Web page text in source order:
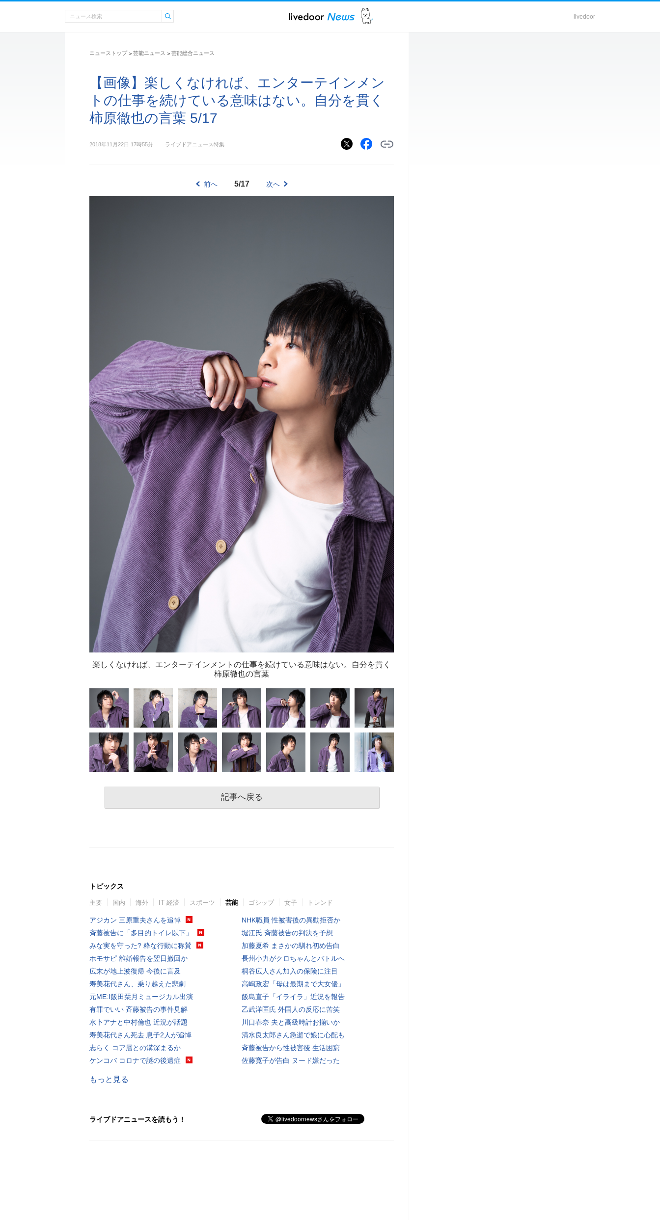
livedoor
ニューストップ > 芸能ニュース > 芸能総合ニュース
【画像】楽しくなければ、エンターテインメン
トの仕事を続けている意味はない。自分を貫く
柿原徹也の言葉 5/17
2018年11月22日 17時55分 ライブドアニュース特集
前へ 5/17 次へ
楽しくなければ、エンターテインメントの仕事を続けている意味はない。自分を貫く
柿原徹也の言葉
記事へ戻る
トピックス
主要 国内 海外 IT 経済 スポーツ 芸能 ゴシップ 女子 トレンド
アジカン 三原重夫さんを追悼
斉藤被告に「多目的トイレ以下」
みな実を守った? 粋な行動に称賛
ホモサピ 離婚報告を翌日撤回か
広末が地上波復帰 今後に言及
寿美花代さん、乗り越えた悲劇
元ME:I飯田栞月ミュージカル出演
有罪でいい 斉藤被告の事件見解
水卜アナと中村倫也 近況が話題
寿美花代さん死去 息子2人が追悼
志らく コア層との溝深まるか
ケンコバ コロナで謎の後遺症
NHK職員 性被害後の異動拒否か
堀江氏 斉藤被告の判決を予想
加藤夏希 まさかの馴れ初め告白
長州小力がクロちゃんとバトルへ
桐谷広人さん加入の保険に注目
高嶋政宏「母は最期まで大女優」
飯島直子「イライラ」近況を報告
乙武洋匡氏 外国人の反応に苦笑
川口春奈 夫と高級時計お揃いか
清水良太郎さん急逝で娘に心配も
斉藤被告から性被害後 生活困窮
佐藤寛子が告白 ヌード嫌だった
もっと見る
ライブドアニュースを読もう！